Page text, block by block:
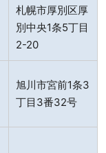
札幌市厚別区厚
別中央1条5丁目
2-20
旭川市宮前1条3
丁目3番32号